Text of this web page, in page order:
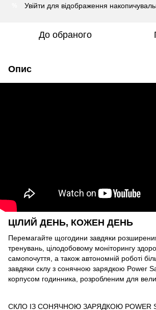
Увійти для відображення
До обраного
Опис
ЦІЛИЙ ДЕНЬ, КОЖЕН ДЕНЬ
Перемагайте щогодини завдяки
тренувань, цілодобовому моніторингу
самопочуття, а також автономній роботі
завдяки склу з сонячною зарядкою Power
корпусом годинника, розробленим для
СКЛО ІЗ СОНЯЧНОЮ ЗАРЯДКОЮ POWER